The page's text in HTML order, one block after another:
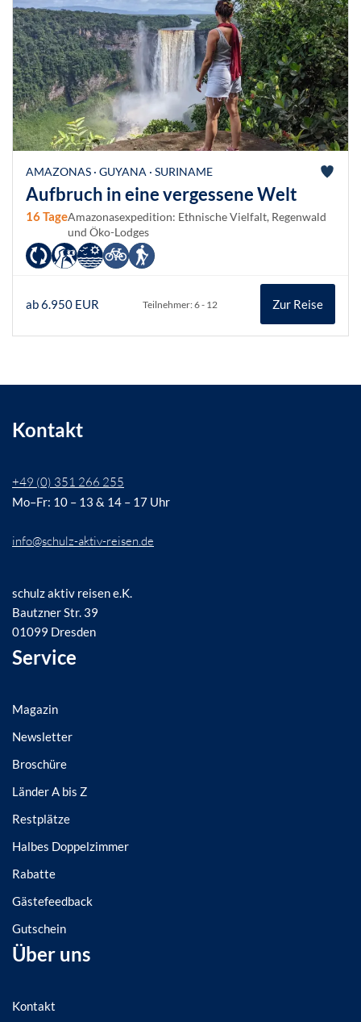
AMAZONAS · GUYANA · SURINAME
Aufbruch in eine vergessene Welt
16 TageAmazonasexpedition: Ethnische Vielfalt, Regenwald
und Öko-Lodges
ab 6.950 EUR Teilnehmer: 6 - 12 Zur Reise
Kontakt
+49 (0) 351 266 255
Mo–Fr: 10 – 13 & 14 – 17 Uhr
info@schulz-aktiv-reisen.de
schulz aktiv reisen e.K.
Bautzner Str. 39
01099 Dresden
Service
Magazin
Newsletter
Broschüre
Länder A bis Z
Restplätze
Halbes Doppelzimmer
Rabatte
Gästefeedback
Gutschein
Über uns
Kontakt